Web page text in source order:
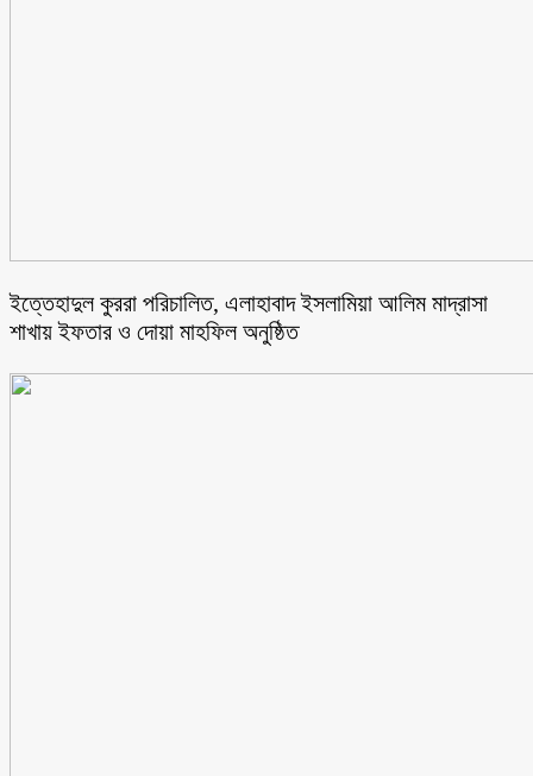
ইত্তেহাদুল কুররা পরিচালিত, এলাহাবাদ ইসলামিয়া আলিম মাদ্রাসা
শাখায় ইফতার ও দোয়া মাহফিল অনুষ্ঠিত